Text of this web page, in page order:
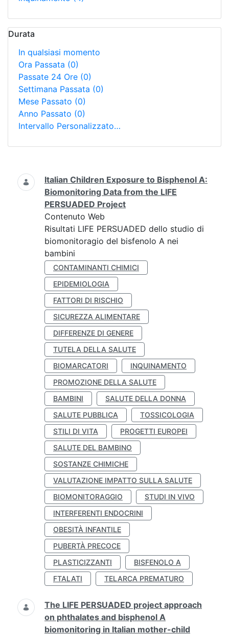
Durata
In qualsiasi momento
Ora Passata (0)
Passate 24 Ore (0)
Settimana Passata (0)
Mese Passato (0)
Anno Passato (0)
Intervallo Personalizzato…
Ricerca
Italian Children Exposure to Bisphenol A:
Biomonitoring Data from the LIFE
PERSUADED Project
Contenuto Web
Risultati LIFE PERSUADED dello studio di
biomonitoragio del bisfenolo A nei
bambini
CONTAMINANTI CHIMICI
EPIDEMIOLOGIA
FATTORI DI RISCHIO
SICUREZZA ALIMENTARE
DIFFERENZE DI GENERE
TUTELA DELLA SALUTE
BIOMARCATORI
INQUINAMENTO
PROMOZIONE DELLA SALUTE
BAMBINI
SALUTE DELLA DONNA
SALUTE PUBBLICA
TOSSICOLOGIA
STILI DI VITA
PROGETTI EUROPEI
SALUTE DEL BAMBINO
SOSTANZE CHIMICHE
VALUTAZIONE IMPATTO SULLA SALUTE
BIOMONITORAGGIO
STUDI IN VIVO
INTERFERENTI ENDOCRINI
OBESITÀ INFANTILE
PUBERTÀ PRECOCE
PLASTICIZZANTI
BISFENOLO A
FTALATI
TELARCA PREMATURO
The LIFE PERSUADED project approach
on phthalates and bisphenol A
biomonitoring in Italian mother-child